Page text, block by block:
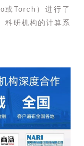
或Torch）进行了
科研机构的计算系